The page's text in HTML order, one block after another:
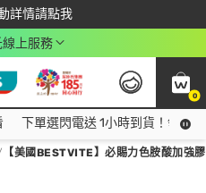
詳情請點我
高回饋$350
線上服務
0
下單選閃電送 1小時到貨！領神
【美國BESTVITE】必賜力色胺酸加強